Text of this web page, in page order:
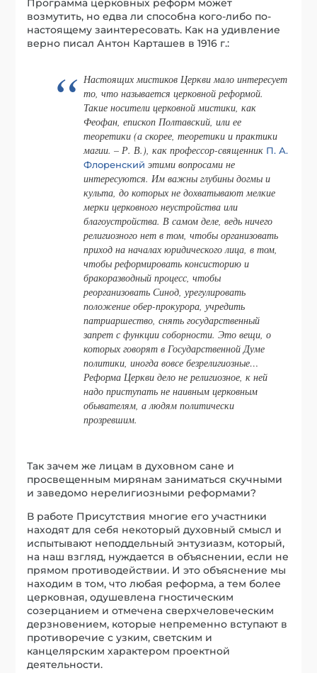
Программа церковных реформ может
возмутить, но едва ли способна кого-либо по-
настоящему заинтересовать. Как на удивление
верно писал Антон Карташев в 1916 г.:
Настоящих мистиков Церкви мало интересует
то, что называется церковной реформой.
Такие носители церковной мистики, как
Феофан, епископ Полтавский, или ее
теоретики (а скорее, теоретики и практики
магии. – Р. В.), как профессор-священник П. А.
Флоренский этими вопросами не
интересуются. Им важны глубины догмы и
культа, до которых не дохватывают мелкие
мерки церковного неустройства или
благоустройства. В самом деле, ведь ничего
религиозного нет в том, чтобы организовать
приход на началах юридического лица, в том,
чтобы реформировать консисторию и
бракоразводный процесс, чтобы
реорганизовать Синод, урегулировать
положение обер-прокурора, учредить
патриаршество, снять государственный
запрет с функции соборности. Это вещи, о
которых говорят в Государственной Думе
политики, иногда вовсе безрелигиозные…
Реформа Церкви дело не религиозное, к ней
надо приступать не наивным церковным
обывателям, а людям политически
прозревшим.
Так зачем же лицам в духовном сане и
просвещенным мирянам заниматься скучными
и заведомо нерелигиозными реформами?
В работе Присутствия многие его участники
находят для себя некоторый духовный смысл и
испытывают неподдельный энтузиазм, который,
на наш взгляд, нуждается в объяснении, если не
прямом противодействии. И это объяснение мы
находим в том, что любая реформа, а тем более
церковная, одушевлена гностическим
созерцанием и отмечена сверхчеловеческим
дерзновением, которые непременно вступают в
противоречие с узким, светским и
канцелярским характером проектной
деятельности.